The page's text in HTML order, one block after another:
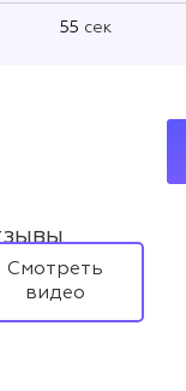
55 сек
Смотреть
видео